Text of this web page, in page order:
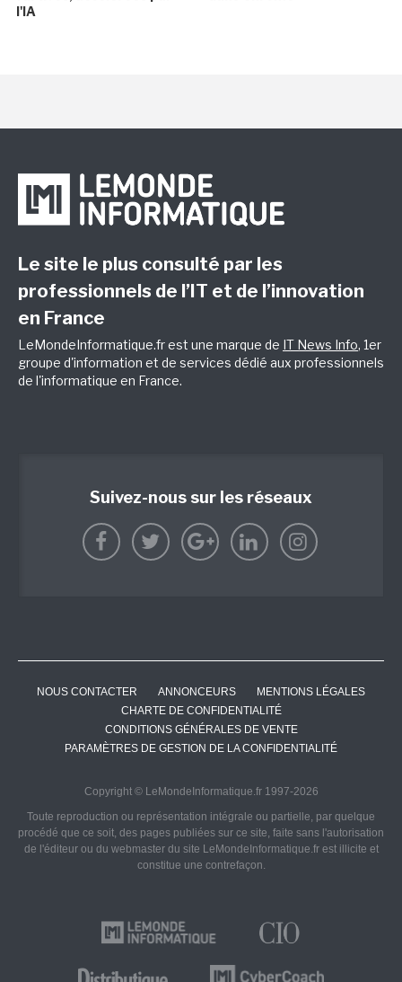
l'IA
Le site le plus consulté par les
professionnels de l’IT et de l’innovation
en France
LeMondeInformatique.fr est une marque de IT News Info, 1er
groupe d'information et de services dédié aux professionnels
de l'informatique en France.
Suivez-nous sur les réseaux
NOUS CONTACTER ANNONCEURS
MENTIONS LÉGALES
CHARTE DE CONFIDENTIALITÉ
CONDITIONS GÉNÉRALES DE VENTE
PARAMÈTRES DE GESTION DE LA CONFIDENTIALITÉ
Copyright © LeMondeInformatique.fr 1997-2026
Toute reproduction ou représentation intégrale ou partielle, par quelque
procédé que ce soit, des pages publiées sur ce site, faite sans l'autorisation
de l'éditeur ou du webmaster du site LeMondeInformatique.fr est illicite et
constitue une contrefaçon.